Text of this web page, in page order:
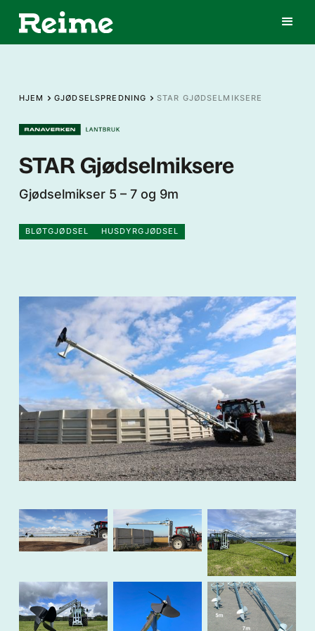
HJEM GJØDSELSPREDNING STAR GJØDSELMIKSERE
STAR Gjødselmiksere
Gjødselmikser 5 – 7 og 9m
BLØTGJØDSEL HUSDYRGJØDSEL